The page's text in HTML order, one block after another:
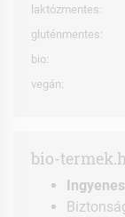
laktózmentes:
gluténmentes:
bio:
vegán:
bio-